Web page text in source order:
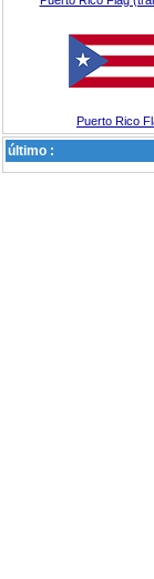
Puerto Rico
último :